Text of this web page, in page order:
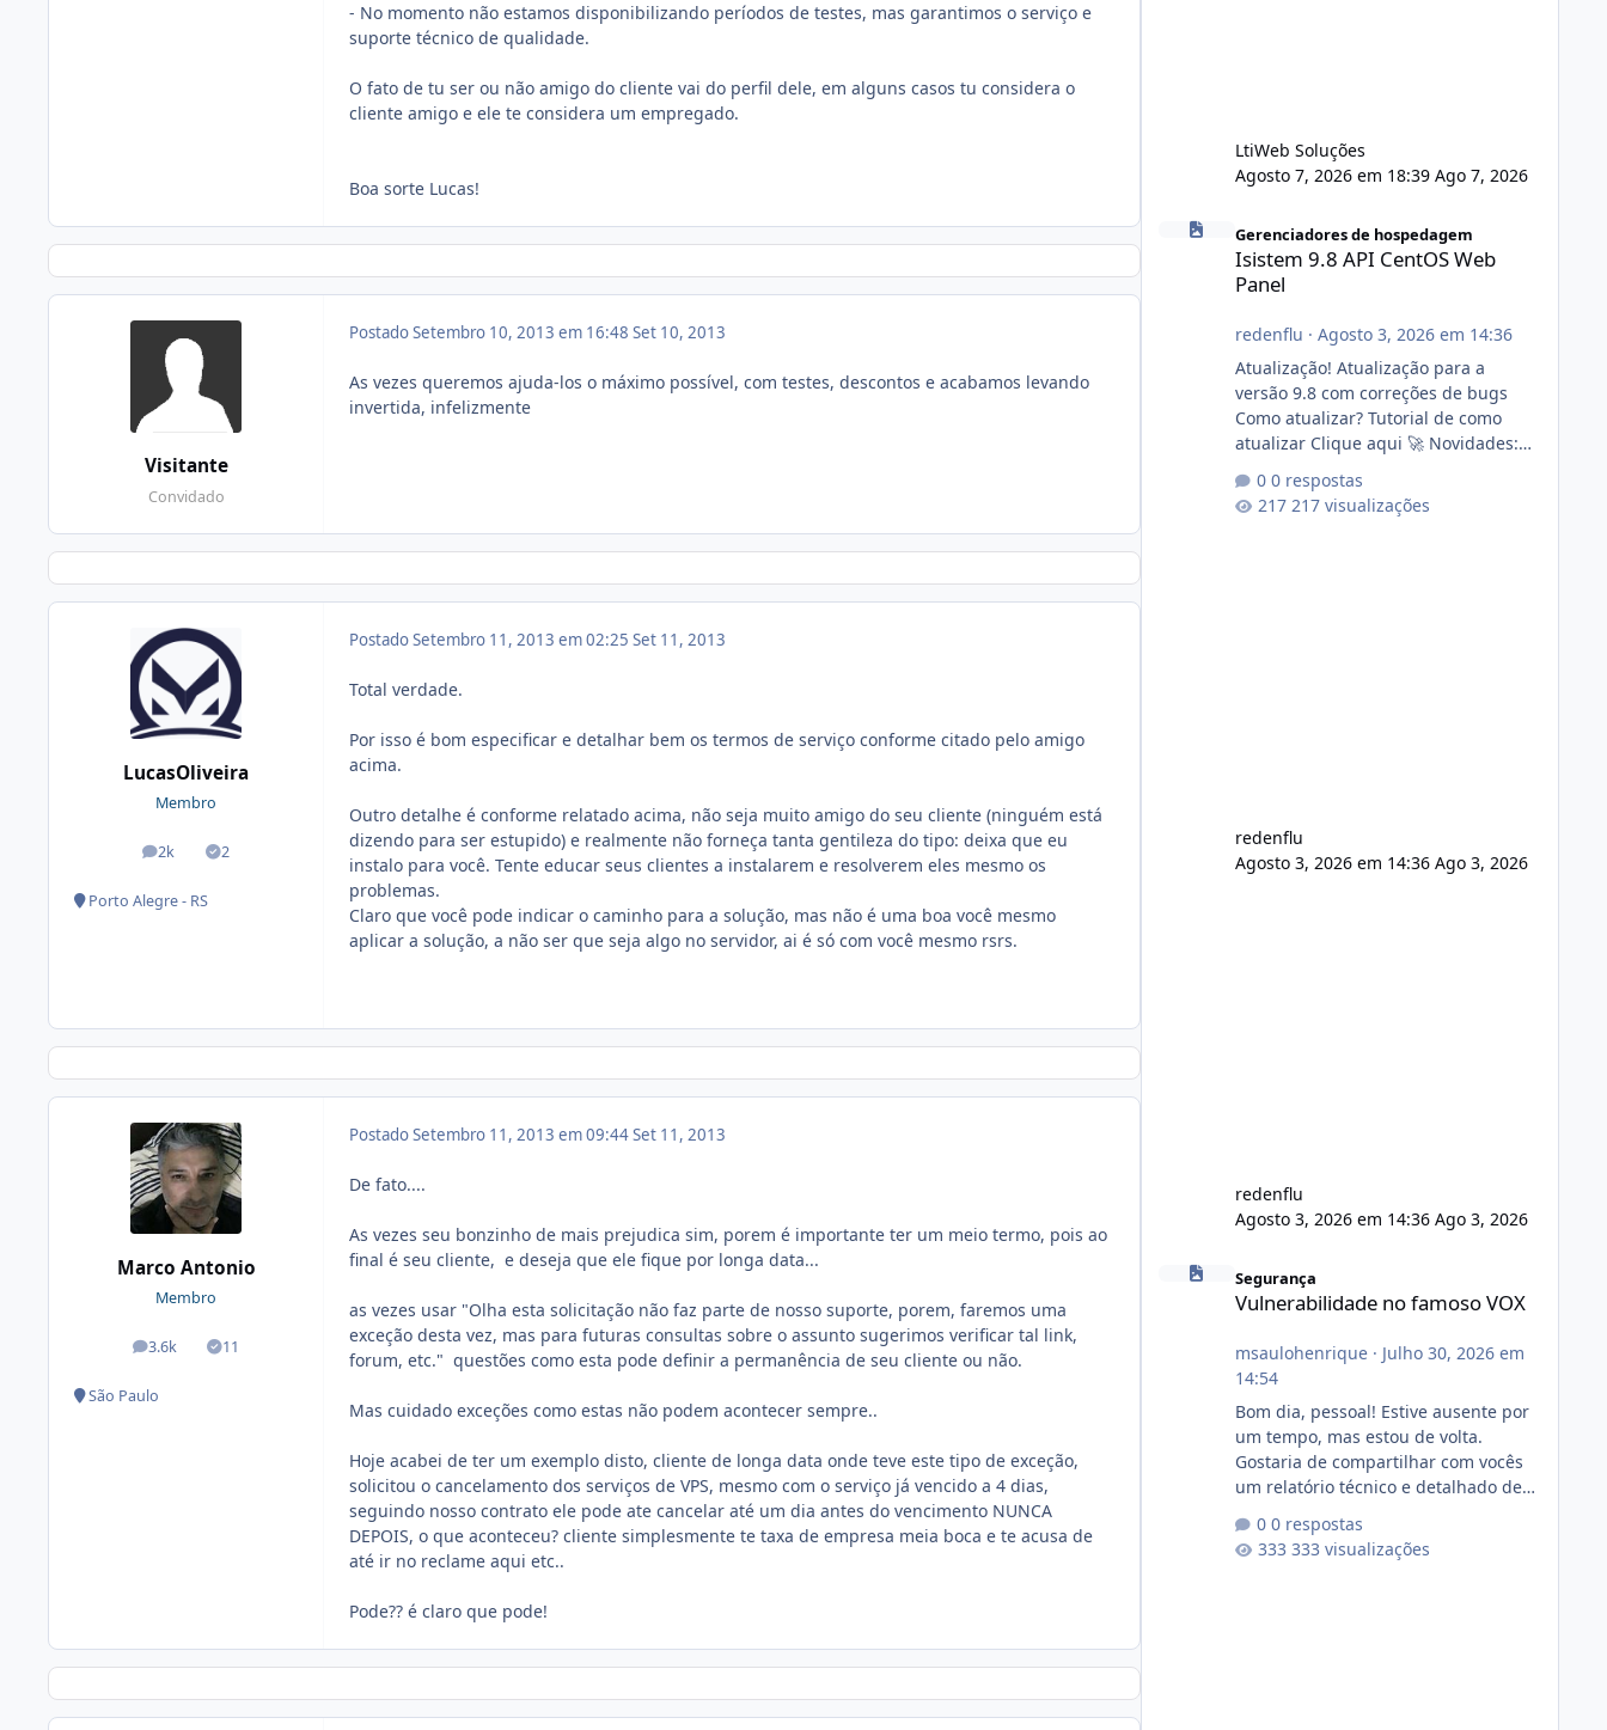
- No momento não estamos disponibilizando períodos de testes, mas garantimos o serviço e
suporte técnico de qualidade.
O fato de tu ser ou não amigo do cliente vai do perfil dele, em alguns casos tu considera o
cliente amigo e ele te considera um empregado.
Boa sorte Lucas!
Visitante
Convidado
PostadoSetembro 10, 2013 em 16:48 Set 10, 2013
As vezes queremos ajuda-los o máximo possível, com testes, descontos e acabamos levando
invertida, infelizmente
LucasOliveira
Membro
2k
posts 2
Soluções
Porto Alegre - RS
PostadoSetembro 11, 2013 em 02:25 Set 11, 2013
Total verdade.
Por isso é bom especificar e detalhar bem os termos de serviço conforme citado pelo amigo
acima.
Outro detalhe é conforme relatado acima, não seja muito amigo do seu cliente (ninguém está
dizendo para ser estupido) e realmente não forneça tanta gentileza do tipo: deixa que eu
instalo para você. Tente educar seus clientes a instalarem e resolverem eles mesmo os
problemas.
Claro que você pode indicar o caminho para a solução, mas não é uma boa você mesmo
aplicar a solução, a não ser que seja algo no servidor, ai é só com você mesmo rsrs.
Marco Antonio
Membro
3.6k
posts 11
Soluções
São Paulo
PostadoSetembro 11, 2013 em 09:44Set 11, 2013
De fato....
As vezes seu bonzinho de mais prejudica sim, porem é importante ter um meio termo, pois ao
final é seu cliente, e deseja que ele fique por longa data...
as vezes usar "Olha esta solicitação não faz parte de nosso suporte, porem, faremos uma
exceção desta vez, mas para futuras consultas sobre o assunto sugerimos verificar tal link,
forum, etc." questões como esta pode definir a permanência de seu cliente ou não.
Mas cuidado exceções como estas não podem acontecer sempre..
Hoje acabei de ter um exemplo disto, cliente de longa data onde teve este tipo de exceção,
solicitou o cancelamento dos serviços de VPS, mesmo com o serviço já vencido a 4 dias,
seguindo nosso contrato ele pode ate cancelar até um dia antes do vencimento NUNCA
DEPOIS, o que aconteceu? cliente simplesmente te taxa de empresa meia boca e te acusa de
até ir no reclame aqui etc..
Pode?? é claro que pode!
LtiWeb Soluções
Agosto 7, 2026 em 18:39 Ago 7, 2026
Isistem 9.8 API CentOS Web Panel
Gerenciadores de hospedagem
Isistem 9.8 API CentOS Web
Panel
redenflu · Agosto 3, 2026 em 14:36
Atualização! Atualização para a
versão 9.8 com correções de bugs
Como atualizar? Tutorial de como
atualizar Clique aqui 🚀 Novidades:
publico para consulta de sub.dominio
autorizado a usasr o isistem:
0 respostas
217 visualizações
redenflu
Agosto 3, 2026 em 14:36 Ago 3, 2026
redenflu
Agosto 3, 2026 em 14:36 Ago 3, 2026
Vulnerabilidade no famoso VOX
Segurança
Vulnerabilidade no famoso VOX
msaulohenrique· Julho 30, 2026 em
14:54
Bom dia, pessoal! Estive ausente por
um tempo, mas estou de volta.
Gostaria de compartilhar com vocês
um relatório técnico e detalhado de
conformidade referente
ao VOXPANEL (versão atualmente em
0 respostas
333 visualizações